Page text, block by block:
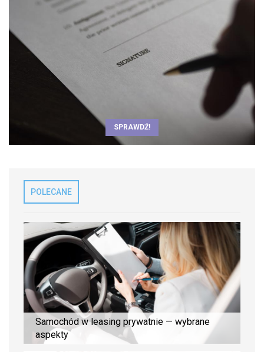
SPRAWDŹ!
POLECANE
Samochód w leasing prywatnie — wybrane
aspekty